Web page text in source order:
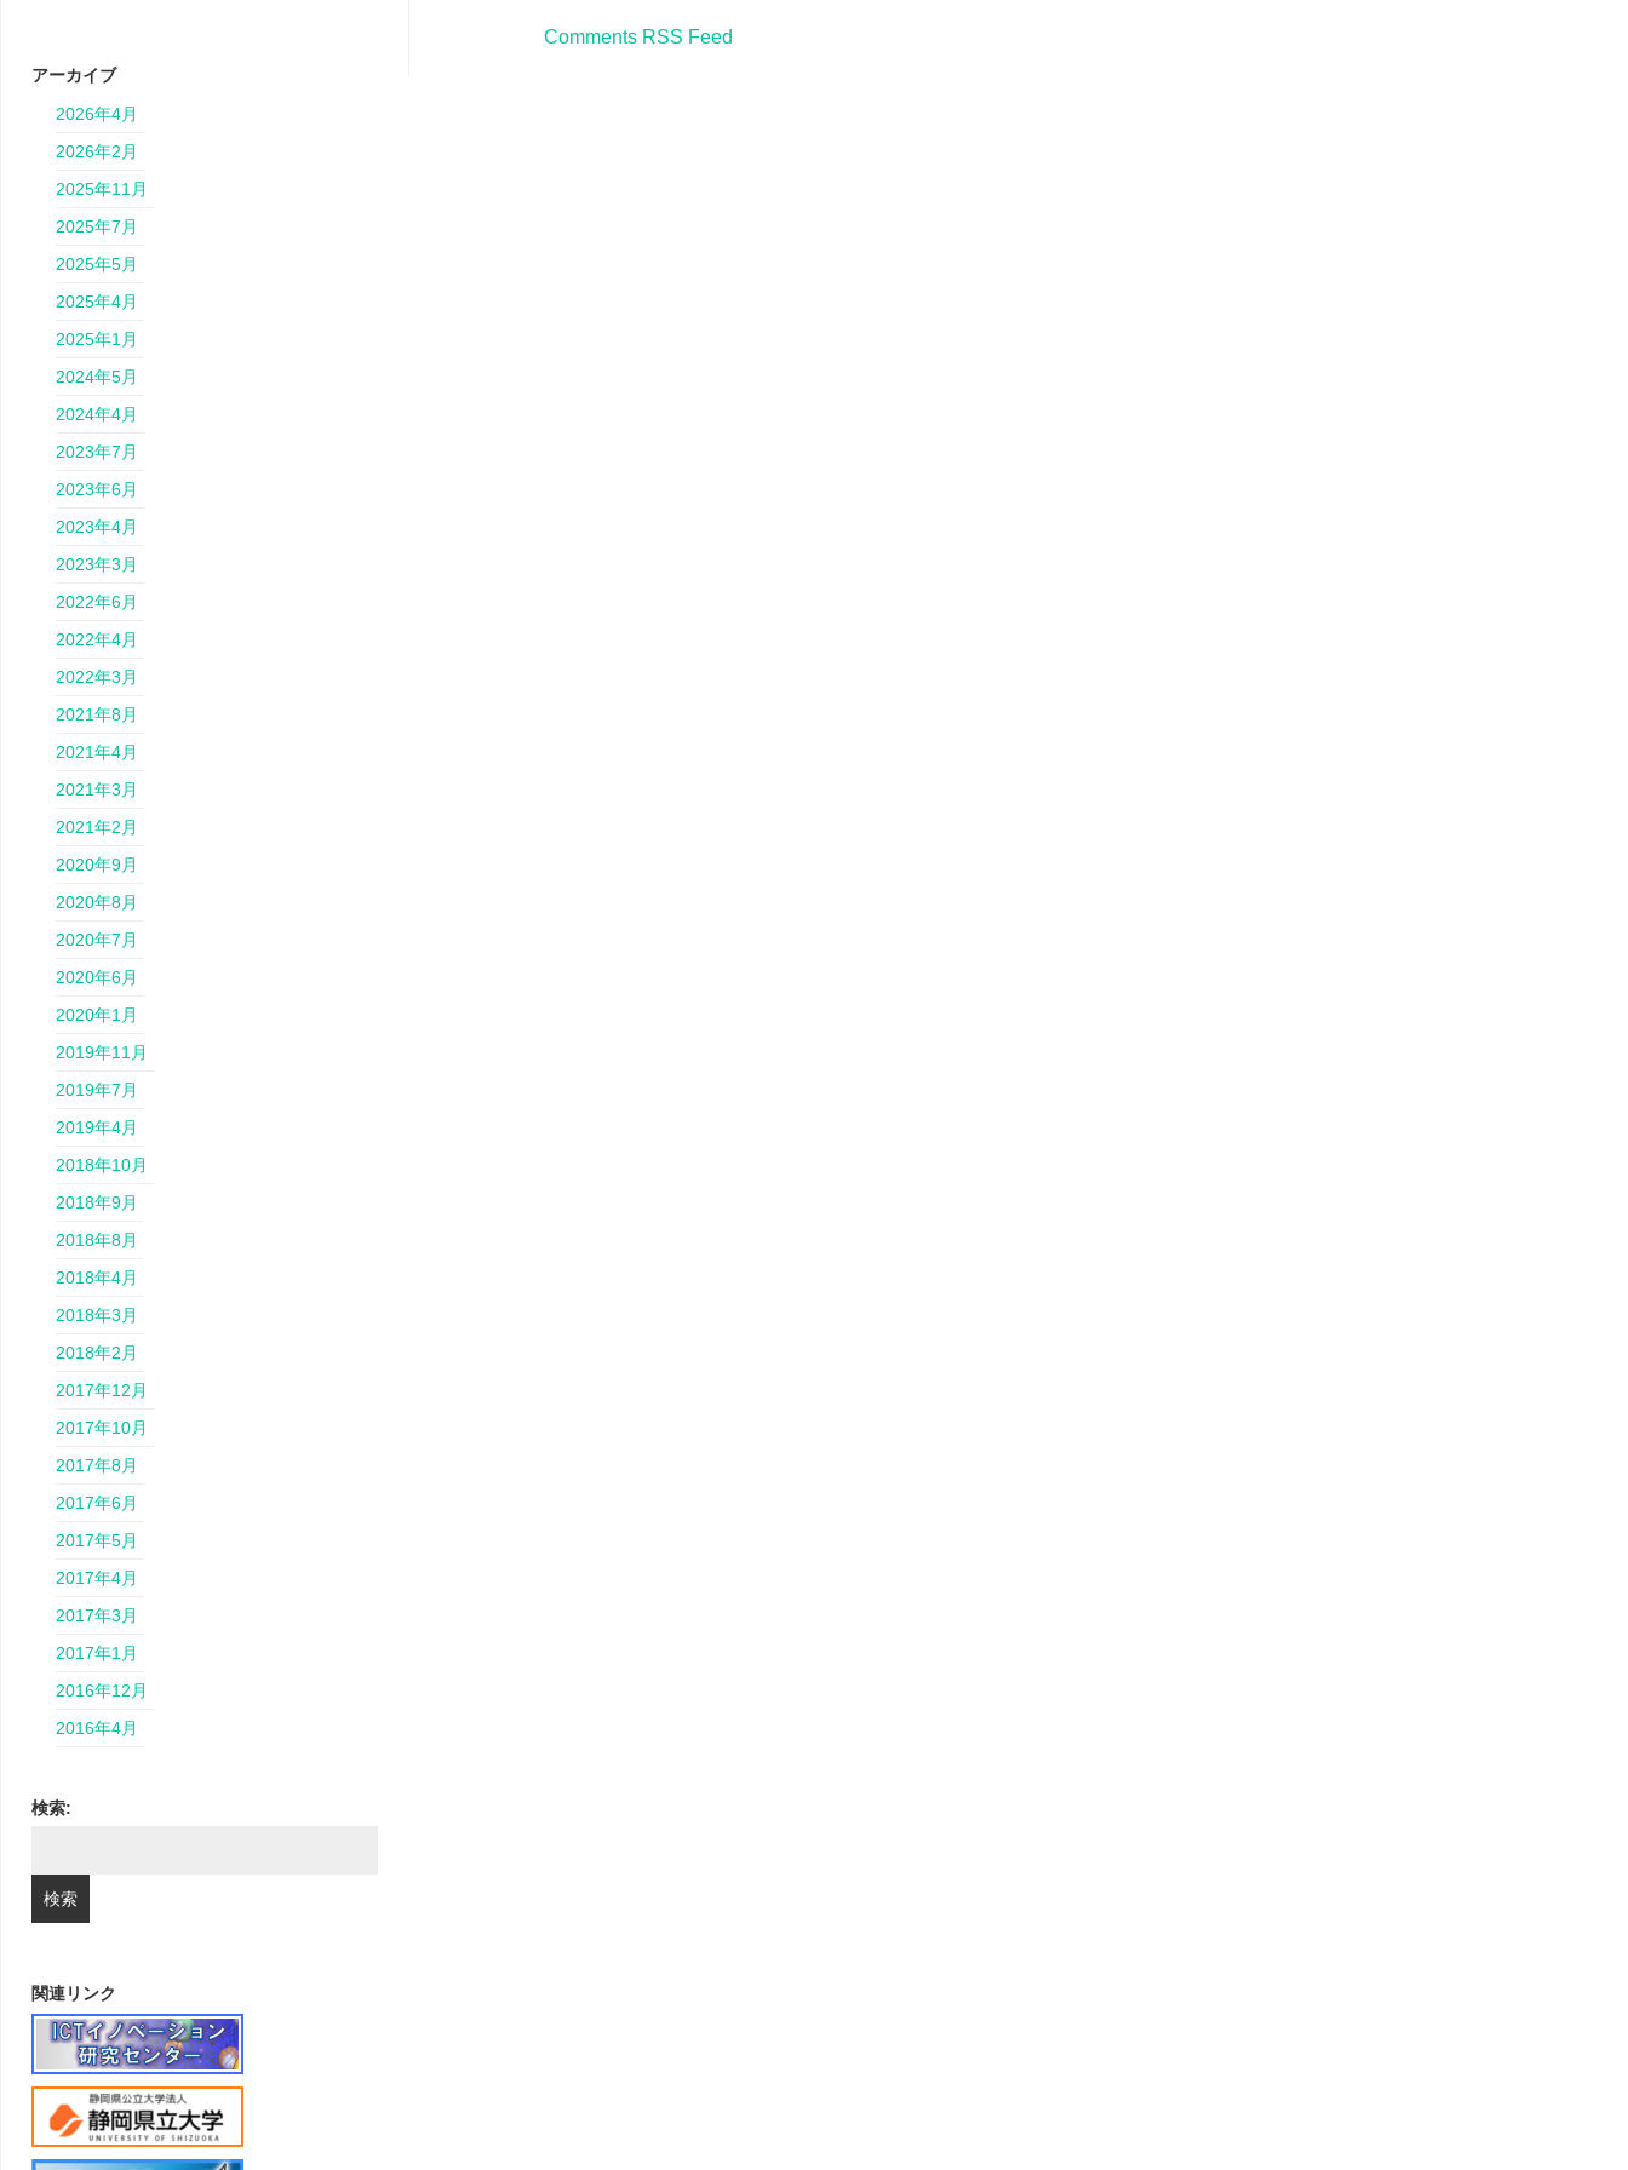
Comments RSS Feed
アーカイブ
2026年4月
2026年2月
2025年11月
2025年7月
2025年5月
2025年4月
2025年1月
2024年5月
2024年4月
2023年7月
2023年6月
2023年4月
2023年3月
2022年6月
2022年4月
2022年3月
2021年8月
2021年4月
2021年3月
2021年2月
2020年9月
2020年8月
2020年7月
2020年6月
2020年1月
2019年11月
2019年7月
2019年4月
2018年10月
2018年9月
2018年8月
2018年4月
2018年3月
2018年2月
2017年12月
2017年10月
2017年8月
2017年6月
2017年5月
2017年4月
2017年3月
2017年1月
2016年12月
2016年4月
検索:
関連リンク